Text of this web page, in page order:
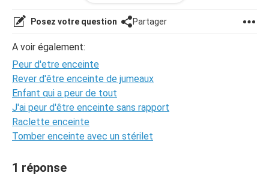
Merci pour vos réponses .
Posez votre question Partager
A voir également:
Peur d'etre enceinte
Rever d'être enceinte de jumeaux
Enfant qui a peur de tout
J'ai peur d'être enceinte sans rapport
Raclette enceinte
Tomber enceinte avec un stérilet
1 réponse